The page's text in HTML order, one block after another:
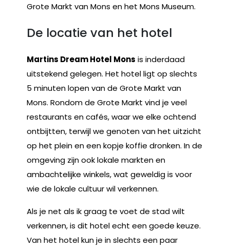
Grote Markt van Mons en het Mons Museum.
De locatie van het hotel
Martins Dream Hotel Mons is inderdaad
uitstekend gelegen. Het hotel ligt op slechts
5 minuten lopen van de Grote Markt van
Mons. Rondom de Grote Markt vind je veel
restaurants en cafés, waar we elke ochtend
ontbijtten, terwijl we genoten van het uitzicht
op het plein en een kopje koffie dronken. In de
omgeving zijn ook lokale markten en
ambachtelijke winkels, wat geweldig is voor
wie de lokale cultuur wil verkennen.
Als je net als ik graag te voet de stad wilt
verkennen, is dit hotel echt een goede keuze.
Van het hotel kun je in slechts een paar